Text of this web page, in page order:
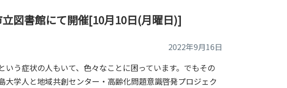
立図書館にて開催[10月10日(月曜日)]
2022年9月16日
う症状の人もいて、色々なことに困っています。でもその
学人と地域共創センター・高齢化問題意識啓発プロジェク